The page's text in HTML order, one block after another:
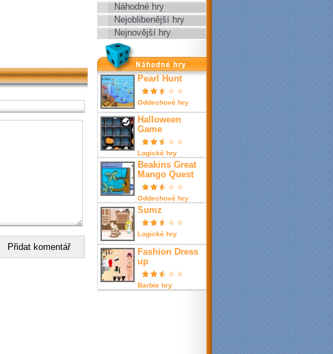
Náhodné hry
Nejoblibenější hry
Nejnovější hry
nahodné hry
Pearl Hunt
Oddechové hry
Halloween
Game
Logické hry
Beakins Great
Mango Quest
Oddechové hry
Sumz
Logické hry
Fashion Dress
up
Barbie hry